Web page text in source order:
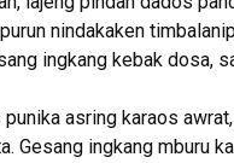
nindakaken
ingkang kebak dosa,
asring karaos
Gesang ingkang mburu